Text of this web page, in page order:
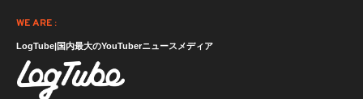
WE ARE :
LogTube|国内最大のYouTuberニュースメディア